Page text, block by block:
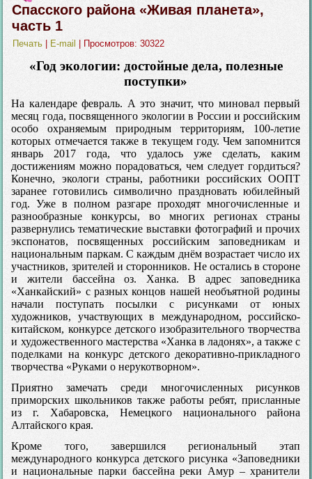
Спасского района «Живая планета»,
часть 1
Печать E-mail | Просмотров: 30322
«Год экологии: достойные дела, полезные
поступки»
На календаре февраль. А это значит, что миновал первый
месяц года, посвященного экологии в России и российским
особо охраняемым природным территориям, 100-летие
которых отмечается также в текущем году. Чем запомнится
январь 2017 года, что удалось уже сделать, каким
достижениям можно порадоваться, чем следует гордиться?
Конечно, экологи страны, работники российских ООПТ
заранее готовились символично праздновать юбилейный
год. Уже в полном разгаре проходят многочисленные и
разнообразные конкурсы, во многих регионах страны
развернулись тематические выставки фотографий и прочих
экспонатов, посвященных российским заповедникам и
национальным паркам. С каждым днём возрастает число их
участников, зрителей и сторонников. Не остались в стороне
и жители бассейна оз. Ханка. В адрес заповедника
«Ханкайский» с разных концов нашей необъятной родины
начали поступать посылки с рисунками от юных
художников, участвующих в международном, российско-
китайском, конкурсе детского изобразительного творчества
и художественного мастерства «Ханка в ладонях», а также с
поделками на конкурс детского декоративно-прикладного
творчества «Руками о нерукотворном».
Приятно замечать среди многочисленных рисунков
приморских школьников также работы ребят, присланные
из г. Хабаровска, Немецкого национального района
Алтайского края.
Кроме того, завершился региональный этап
международного конкурса детского рисунка «Заповедники
и национальные парки бассейна реки Амур – хранители